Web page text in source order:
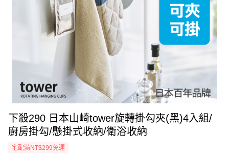
下殺290 日本山崎tower旋轉掛勾夾(黑)4入組/
廚房掛勾/懸掛式收納/衛浴收納
宅配滿NT$299免運